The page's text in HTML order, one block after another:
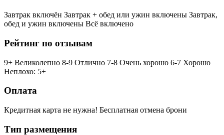
Завтрак включён Завтрак + обед или ужин включены Завтрак,
обед и ужин включены Всё включено
Рейтинг по отзывам
9+ Великолепно 8-9 Отлично 7-8 Очень хорошо 6-7 Хорошо
Неплохо: 5+
Оплата
Кредитная карта не нужна! Бесплатная отмена брони
Тип размещения